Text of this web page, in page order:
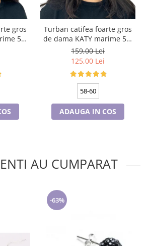
gros
Turban catifea foarte gros
de dama KATY marime 58-
60, captuseala polar,
culoare verde emerald
159,00 Lei
125,00 Lei
58-60
ADAUGA IN COS
AU CUMPARAT
-63%